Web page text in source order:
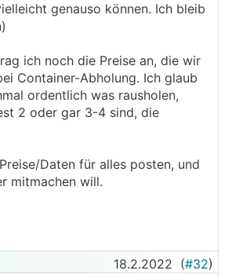
genauso können. Ich bleib
ich noch die Preise an, die wir
Container-Abholung. Ich glaub
ordentlich was rausholen,
2 oder gar 3-4 sind, die
Daten für alles posten, und
mitmachen will.
18.2.2022 (#32)